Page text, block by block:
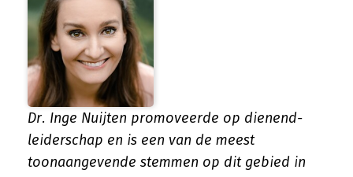
Dr. Inge Nuijten promoveerde op dienend-
leiderschap en is een van de meest
toonaangevende stemmen op dit gebied in